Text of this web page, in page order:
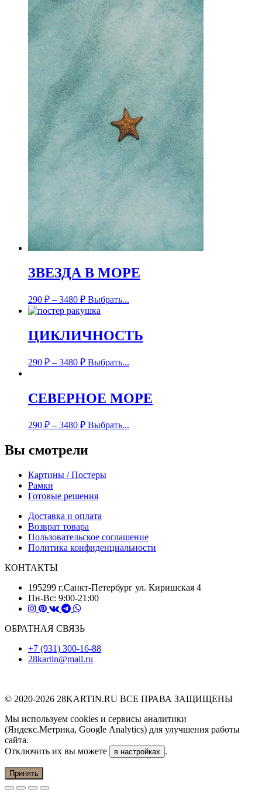
ЗВЕЗДА В МОРЕ
290 ₽ – 3480 ₽ Выбрать...
ЦИКЛИЧНОСТЬ
290 ₽ – 3480 ₽ Выбрать...
СЕВЕРНОЕ МОРЕ
290 ₽ – 3480 ₽ Выбрать...
Вы смотрели
Картины / Постеры
Рамки
Готовые решения
Доставка и оплата
Возврат товара
Пользовательское соглашение
Политика конфиденциальности
КОНТАКТЫ
195299 г.Санкт-Петербург ул. Киришская 4
Пн-Вс: 9:00-21:00
ОБРАТНАЯ СВЯЗЬ
+7 (931) 300-16-88
28kartin@mail.ru
© 2020-2026 28KARTIN.RU ВСЕ ПРАВА ЗАЩИЩЕНЫ
Мы используем cookies и сервисы аналитики
(Яндекс.Метрика, Google Analytics) для улучшения работы
сайта.
Отключить их вы можете
в настройках .
Принять